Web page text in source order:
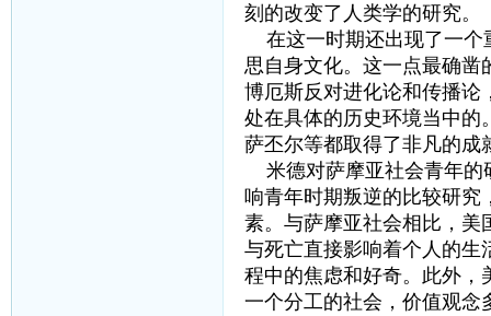
刻的改变了人类学的研究。
在这一时期还出现了一个
思自身文化。这一点最确凿
博厄斯反对进化论和传播论
处在具体的历史环境当中的
萨丕尔等都取得了非凡的成
米德对萨摩亚社会青年的
响青年时期叛逆的比较研究
素。与萨摩亚社会相比，美
与死亡直接影响着个人的生
程中的焦虑和好奇。此外，
一个分工的社会，价值观念